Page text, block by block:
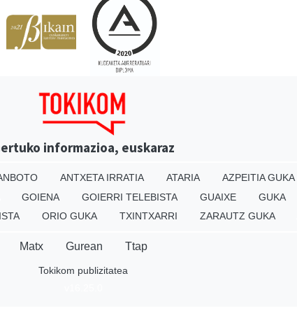
informazioa, euskaraz
ANTXETA IRRATIA ATARIA AZPEITIA GUKA
GOIENA GOIERRI TELEBISTA GUAIXE GUKA
ORIO GUKA TXINTXARRI ZARAUTZ GUKA
Matx Gurean Ttap
Tokikom publizitatea